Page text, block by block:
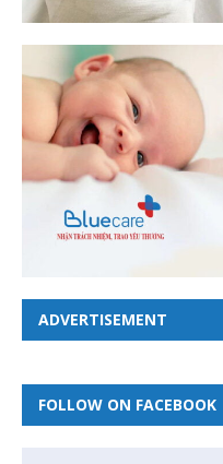
ADVERTISEMENT
FOLLOW ON FACEBOOK